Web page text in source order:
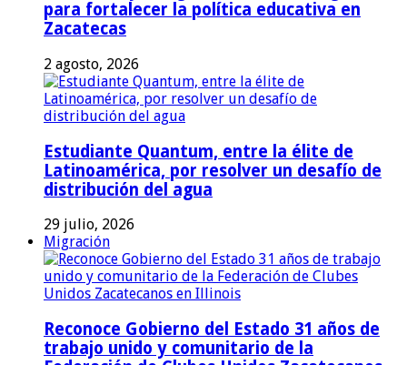
para fortalecer la política educativa en
Zacatecas
2 agosto, 2026
Estudiante Quantum, entre la élite de
Latinoamérica, por resolver un desafío de
distribución del agua
29 julio, 2026
Migración
Reconoce Gobierno del Estado 31 años de
trabajo unido y comunitario de la